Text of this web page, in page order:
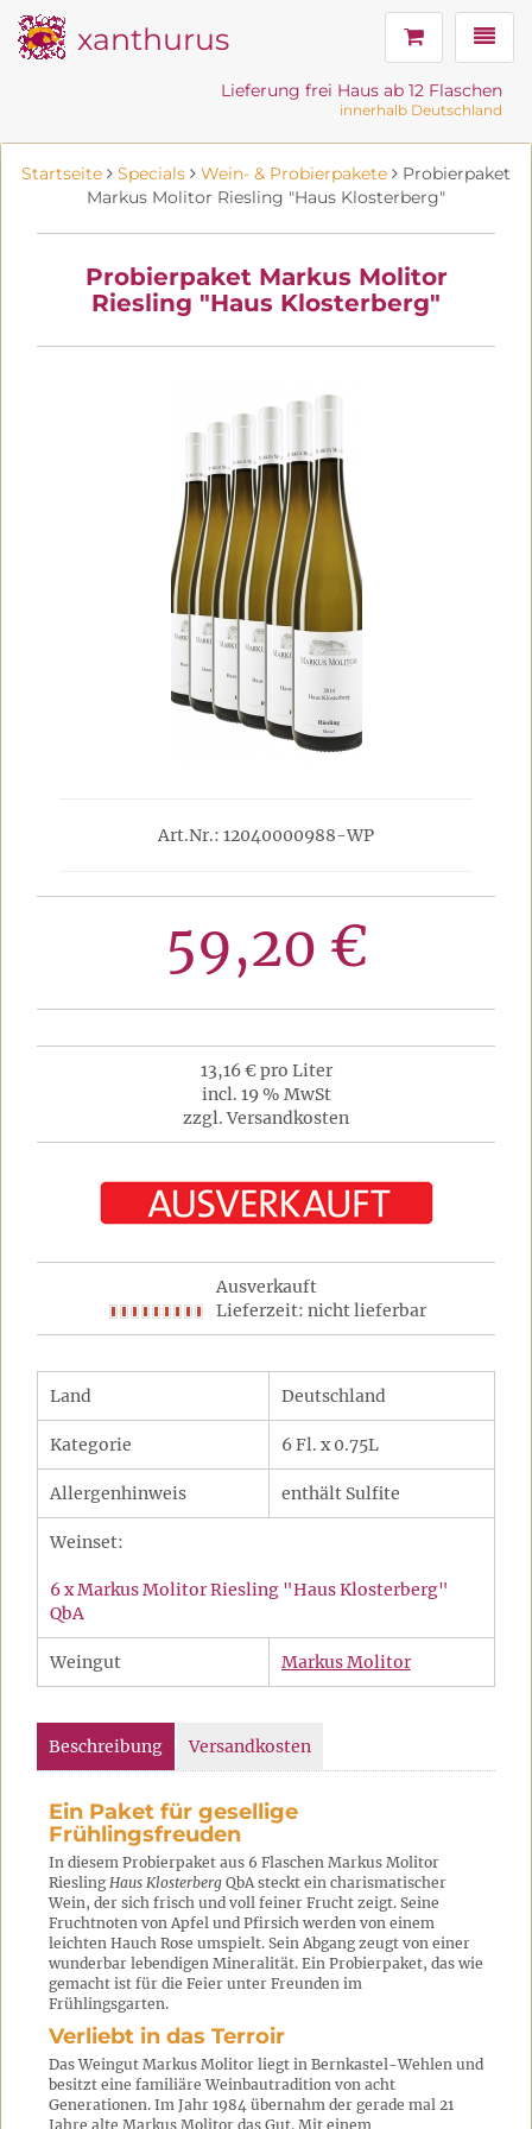
xanthurus
Lieferung frei Haus ab 12 Flaschen
innerhalb Deutschland
Startseite Specials Wein- & Probierpakete
Probierpaket
Markus Molitor Riesling "Haus Klosterberg"
Probierpaket Markus Molitor
Riesling "Haus Klosterberg"
Art.Nr.: 12040000988-WP
59,20 €
13,16 € pro Liter
incl. 19 % MwSt
zzgl. Versandkosten
Ausverkauft
Lieferzeit: nicht lieferbar
Land Deutschland
Kategorie 6 Fl. x 0.75L
Allergenhinweis enthält Sulfite
Weinset:
6 x Markus Molitor Riesling "Haus Klosterberg"
QbA
Weingut Markus Molitor
Beschreibung Versandkosten
Ein Paket für gesellige
Frühlingsfreuden
In diesem Probierpaket aus 6 Flaschen Markus Molitor
Riesling Haus Klosterberg QbA steckt ein charismatischer
Wein, der sich frisch und voll feiner Frucht zeigt. Seine
Fruchtnoten von Apfel und Pfirsich werden von einem
leichten Hauch Rose umspielt. Sein Abgang zeugt von einer
wunderbar lebendigen Mineralität. Ein Probierpaket, das wie
gemacht ist für die Feier unter Freunden im
Frühlingsgarten.
Verliebt in das Terroir
Das Weingut Markus Molitor liegt in Bernkastel-Wehlen und
besitzt eine familiäre Weinbautradition von acht
Generationen. Im Jahr 1984 übernahm der gerade mal 21
Jahre alte Markus Molitor das Gut. Mit einem